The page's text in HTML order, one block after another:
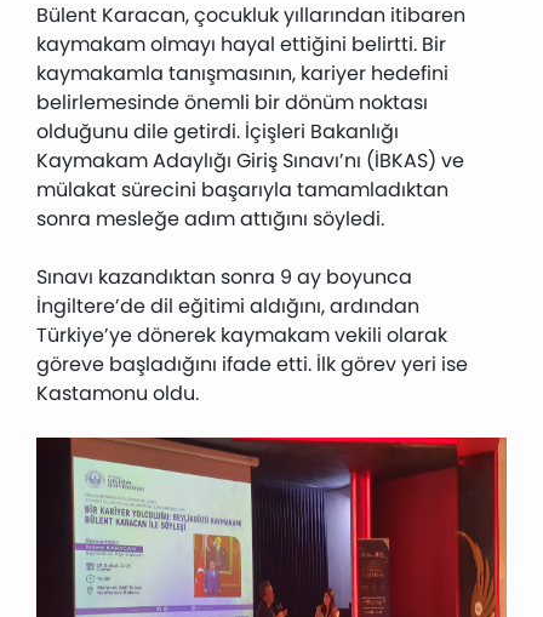
Bülent Karacan, çocukluk yıllarından itibaren
kaymakam olmayı hayal ettiğini belirtti. Bir
kaymakamla tanışmasının, kariyer hedefini
belirlemesinde önemli bir dönüm noktası
olduğunu dile getirdi. İçişleri Bakanlığı
Kaymakam Adaylığı Giriş Sınavı’nı (İBKAS) ve
mülakat sürecini başarıyla tamamladıktan
sonra mesleğe adım attığını söyledi.
Sınavı kazandıktan sonra 9 ay boyunca
İngiltere’de dil eğitimi aldığını, ardından
Türkiye’ye dönerek kaymakam vekili olarak
göreve başladığını ifade etti. İlk görev yeri ise
Kastamonu oldu.